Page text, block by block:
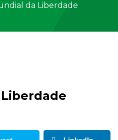
da Liberdade